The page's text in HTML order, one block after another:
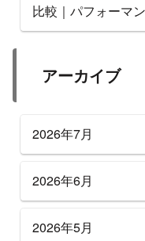
比較｜パフォーマ
アーカイブ
2026年7月
2026年6月
2026年5月